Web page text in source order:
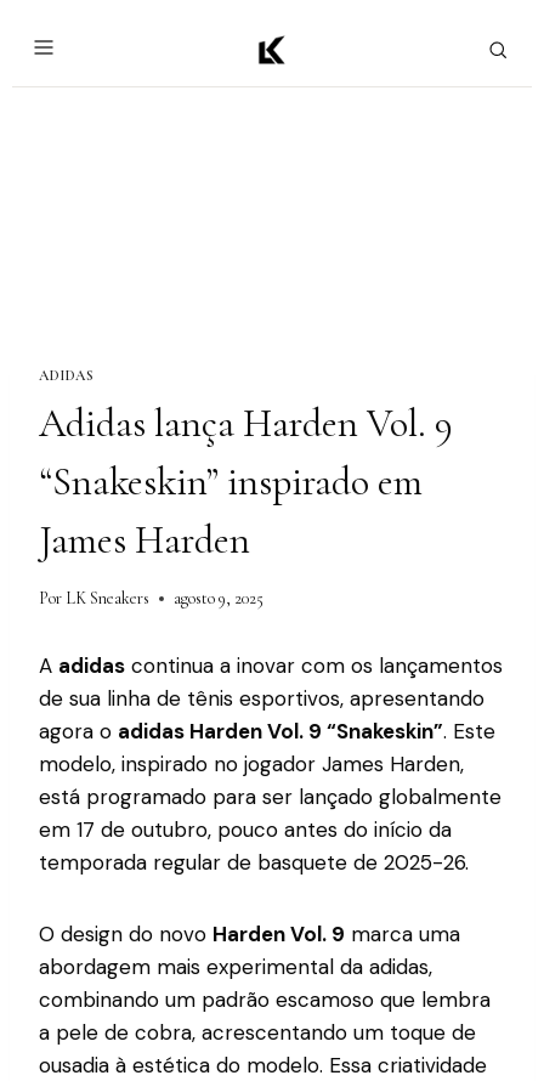
ADIDAS
Adidas lança Harden Vol. 9
“Snakeskin” inspirado em
James Harden
Por LK Sneakers agosto 9, 2025
A adidas continua a inovar com os lançamentos
de sua linha de tênis esportivos, apresentando
agora o adidas Harden Vol. 9 “Snakeskin”. Este
modelo, inspirado no jogador James Harden,
está programado para ser lançado globalmente
em 17 de outubro, pouco antes do início da
temporada regular de basquete de 2025-26.
O design do novo Harden Vol. 9 marca uma
abordagem mais experimental da adidas,
combinando um padrão escamoso que lembra
a pele de cobra, acrescentando um toque de
ousadia à estética do modelo. Essa criatividade